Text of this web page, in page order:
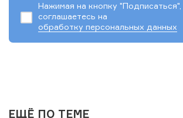
Нажимая на кнопку
соглашаетесь на
обработку персональных данных
ЕЩЁ ПО ТЕМЕ